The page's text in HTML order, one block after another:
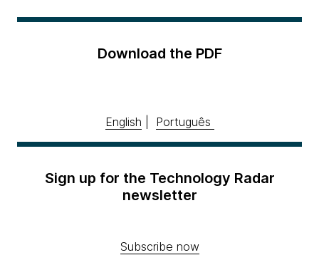
Download the PDF
English Português
Sign up for the Technology Radar
newsletter
Subscribe now